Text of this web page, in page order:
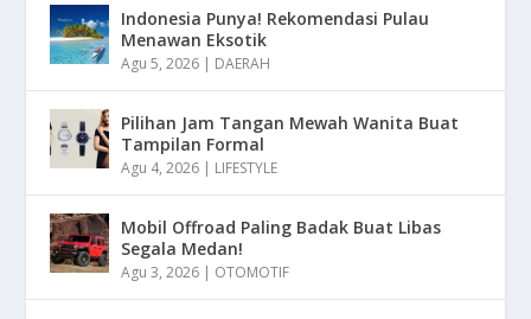
Indonesia Punya! Rekomendasi Pulau
Menawan Eksotik
Agu 5, 2026 | DAERAH
Pilihan Jam Tangan Mewah Wanita Buat
Tampilan Formal
Agu 4, 2026 | LIFESTYLE
Mobil Offroad Paling Badak Buat Libas
Segala Medan!
Agu 3, 2026 | OTOMOTIF